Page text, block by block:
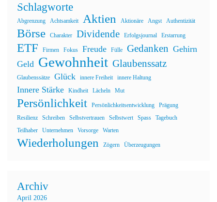
Schlagworte
Abgrenzung Achtsamkeit Aktien Aktionäre Angst Authentizität
Börse Charakter Dividende Erfolgsjournal Erstarrung
ETF Firmen Fokus Freude Fülle Gedanken Gehirn
Geld Gewohnheit Glaubenssatz
Glaubenssätze Glück innere Freiheit innere Haltung
Innere Stärke Kindheit Lächeln Mut
Persönlichkeit Persönlichkeitsentwicklung
Prägung
Resilienz
Schreiben Selbstvertrauen Selbstwert Spass
Tagebuch
Teilhaber
Unternehmen Vorsorge Warten
Wiederholungen Zögern Überzeugungen
Archiv
April 2026